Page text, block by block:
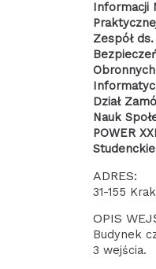
Informacji
Zespół
Dział
Nauk
POWER
ADRES:
31-155
OPIS
Budynek
3 wejścia.